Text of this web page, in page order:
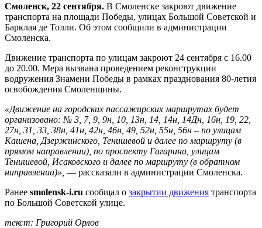
Смоленск, 22 сентября. В Смоленске закроют движение
транспорта на площади Победы, улицах Большой Советской и
Барклая де Толли. Об этом сообщили в администрации
Смоленска.
Движение транспорта по улицам закроют 24 сентября с 16.00
до 20.00. Мера вызвана проведением реконструкции
водружения Знамени Победы в рамках празднования 80-летия
освобождения Смоленщины.
«Движение на городских пассажирских маршрутах будет
организовано: № 3, 7, 9, 9н, 10, 13н, 14, 14н, 14Дн, 16н, 19, 22,
27н, 31, 33, 38н, 41н, 42н, 46н, 49, 52н, 55н, 56н – по улицам
Кашена, Дзержинского, Тенишевой и далее по маршруту (в
прямом направлении), по проспекту Гагарина, улицам
Тенишевой, Исаковского и далее по маршруту (в обратном
направлении)», — рассказали в администрации Смоленска.
Ранее smolensk-i.ru сообщал о закрытии движения транспорта
по Большой Советской улице.
текст: Григорий Орлов